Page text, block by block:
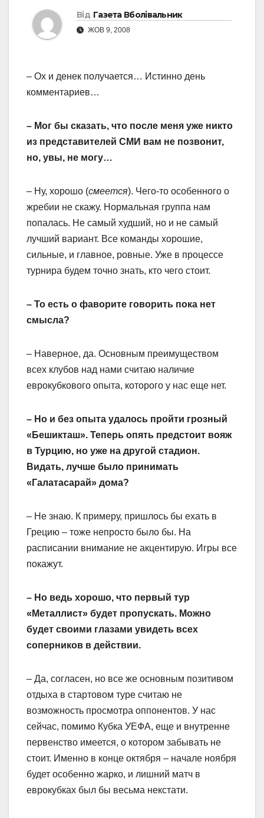
Від Газета Вболівальник
ЖОВ 9, 2008
– Ох и денек получается… Истинно день
комментариев…
– Мог бы сказать, что после меня уже никто
из представителей СМИ вам не позвонит,
но, увы, не могу…
– Ну, хорошо (смеется). Чего-то особенного о
жребии не скажу. Нормальная группа нам
попалась. Не самый худший, но и не самый
лучший вариант. Все команды хорошие,
сильные, и главное, ровные. Уже в процессе
турнира будем точно знать, кто чего стоит.
– То есть о фаворите говорить пока нет
смысла?
– Наверное, да. Основным преимуществом
всех клубов над нами считаю наличие
еврокубкового опыта, которого у нас еще нет.
– Но и без опыта удалось пройти грозный
«Бешикташ». Теперь опять предстоит вояж
в Турцию, но уже на другой стадион.
Видать, лучше было принимать
«Галатасарай» дома?
– Не знаю. К примеру, пришлось бы ехать в
Грецию – тоже непросто было бы. На
расписании внимание не акцентирую. Игры все
покажут.
– Но ведь хорошо, что первый тур
«Металлист» будет пропускать. Можно
будет своими глазами увидеть всех
соперников в действии.
– Да, согласен, но все же основным позитивом
отдыха в стартовом туре считаю не
возможность просмотра оппонентов. У нас
сейчас, помимо Кубка УЕФА, еще и внутренне
первенство имеется, о котором забывать не
стоит. Именно в конце октября – начале ноября
будет особенно жарко, и лишний матч в
еврокубках был бы весьма некстати.